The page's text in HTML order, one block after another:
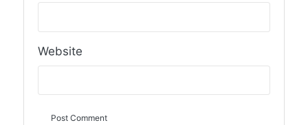
Website